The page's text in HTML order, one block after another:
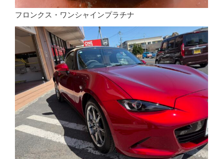
フロンクス・ワンシャインプラチナ